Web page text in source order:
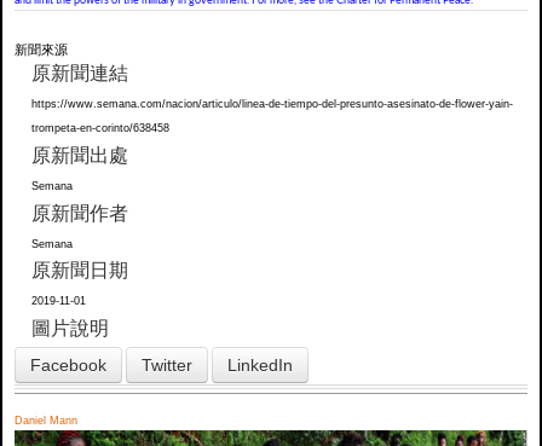
新聞來源
原新聞連結
https://www.semana.com/nacion/articulo/linea-de-tiempo-del-presunto-asesinato-de-flower-yain-
trompeta-en-corinto/638458
原新聞出處
Semana
原新聞作者
Semana
原新聞日期
2019-11-01
圖片說明
Facebook Twitter LinkedIn
Daniel Mann